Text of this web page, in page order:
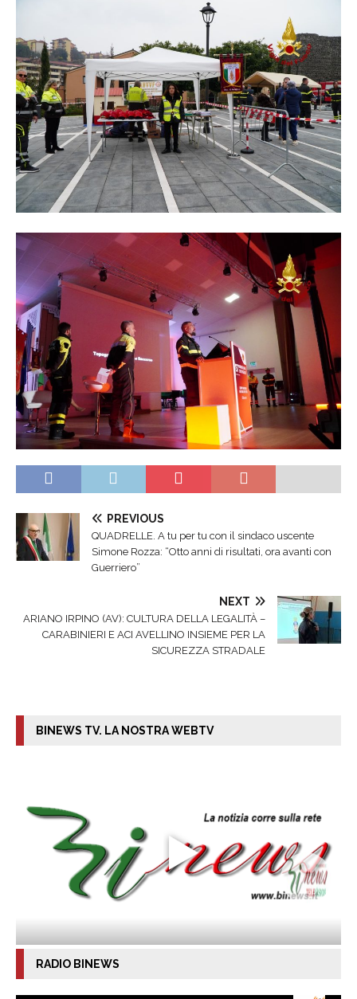
PREVIOUS
QUADRELLE. A tu per tu con il sindaco uscente
Simone Rozza: “Otto anni di risultati, ora avanti con
Guerriero”
NEXT
ARIANO IRPINO (AV): CULTURA DELLA LEGALITÀ –
CARABINIERI E ACI AVELLINO INSIEME PER LA
SICUREZZA STRADALE
BINEWS TV. LA NOSTRA WEBTV
RADIO BINEWS